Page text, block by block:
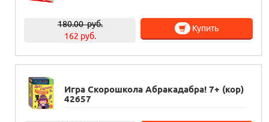
180.00руб.
162 руб.
Купить
Игра Скорошкола Абракадабра! 7+ (кор)
42657